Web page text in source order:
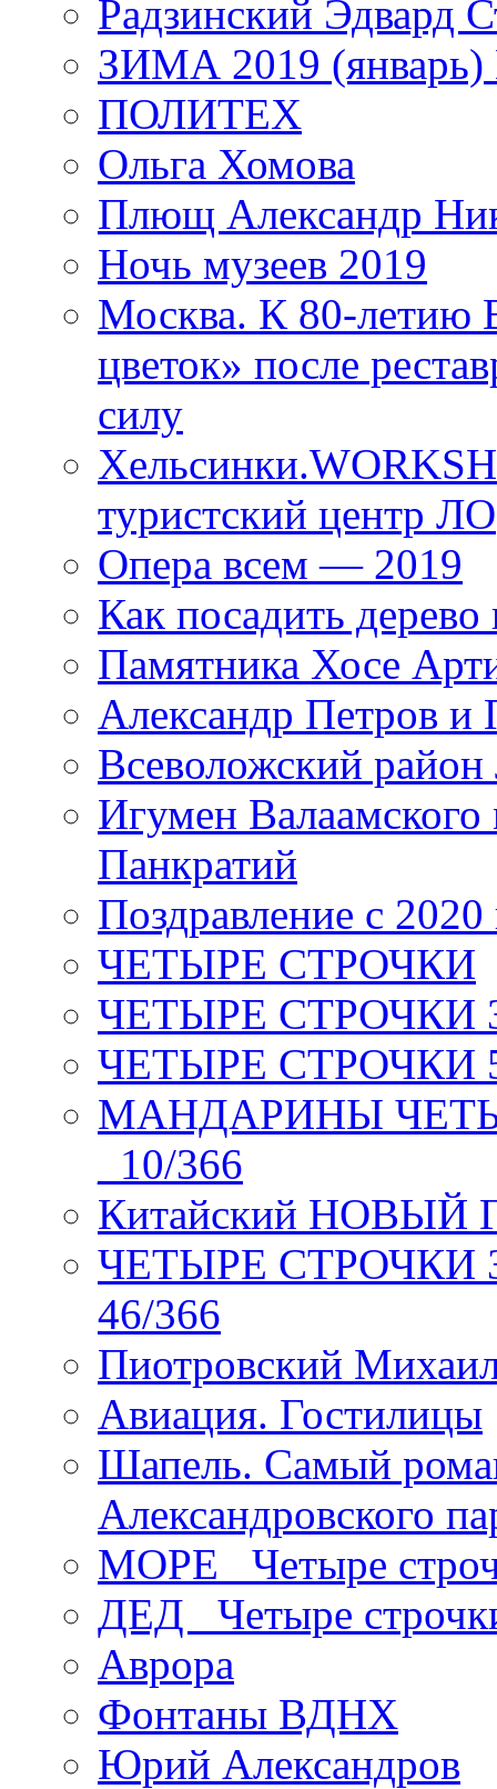
Радзинский Эдвард
ЗИМА 2019 (январь)
ПОЛИТЕХ
Ольга Хомова
Плющ Александр
Ночь музеев 2019
Москва. К 80-
цветок» после
силу
туристский центр ЛО
Опера всем — 2019
Как посадить дерево
Памятника Хосе
Александр Петров и
Всеволожский район
Игумен
Панкратий
Поздравление с 2020
ЧЕТЫРЕ СТРОЧКИ
ЧЕТЫРЕ СТРОЧКИ 3
ЧЕТЫРЕ СТРОЧКИ 5
МАНДАРИНЫ
_10/366
Китайский НОВЫЙ
ЧЕТЫРЕ СТРОЧКИ
46/366
Пиотровский
Авиация. Гостилицы
Шапель. Самый
Александровского
МОРЕ _Четыре
ДЕД _Четыре
Аврора
Фонтаны ВДНХ
Юрий Александров